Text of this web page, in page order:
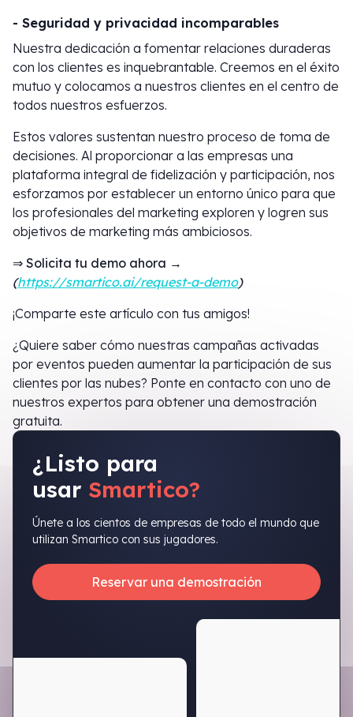
- Seguridad y privacidad incomparables
Nuestra dedicación a fomentar relaciones duraderas
con los clientes es inquebrantable. Creemos en el éxito
mutuo y colocamos a nuestros clientes en el centro de
todos nuestros esfuerzos.
Estos valores sustentan nuestro proceso de toma de
decisiones. Al proporcionar a las empresas una
plataforma integral de fidelización y participación, nos
esforzamos por establecer un entorno único para que
los profesionales del marketing exploren y logren sus
objetivos de marketing más ambiciosos.
⇒ Solicita tu demo ahora →
(https://smartico.ai/request-a-demo)
¡Comparte este artículo con tus amigos!
¿Quiere saber cómo nuestras campañas activadas
por eventos pueden aumentar la participación de sus
clientes por las nubes? Ponte en contacto con uno de
nuestros expertos para obtener una demostración
gratuita.
¿Listo para
usar Smartico?
Únete a los cientos de empresas de todo el mundo que
utilizan Smartico con sus jugadores.
Reservar una demostración